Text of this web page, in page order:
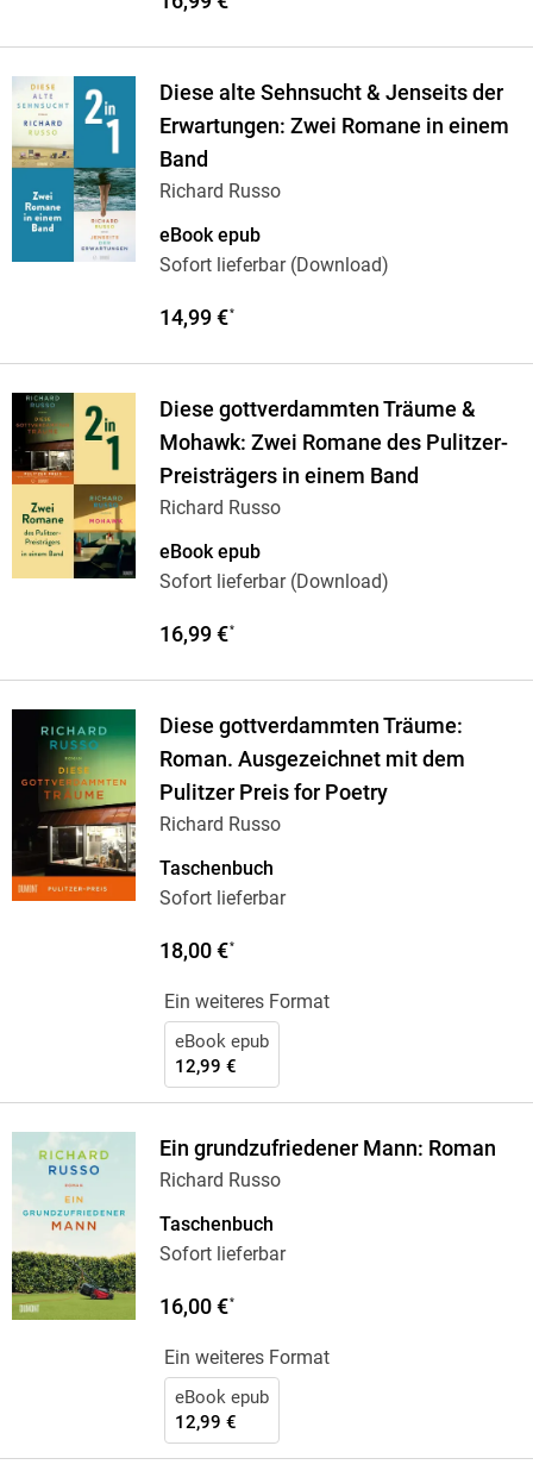
Diese alte Sehnsucht & Jenseits der
Erwartungen: Zwei Romane in einem
Band
Richard Russo
eBook epub
Sofort lieferbar (Download)
14,99 €*
Diese gottverdammten Träume &
Mohawk: Zwei Romane des Pulitzer-
Preisträgers in einem Band
Richard Russo
eBook epub
Sofort lieferbar (Download)
16,99 €*
Diese gottverdammten Träume:
Roman. Ausgezeichnet mit dem
Pulitzer Preis for Poetry
Richard Russo
Taschenbuch
Sofort lieferbar
18,00 €*
Ein weiteres Format
eBook epub
12,99 €
Ein grundzufriedener Mann: Roman
Richard Russo
Taschenbuch
Sofort lieferbar
16,00 €*
Ein weiteres Format
eBook epub
12,99 €